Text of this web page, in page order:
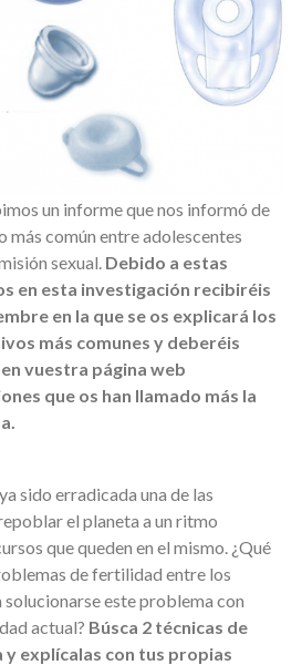
un informe que nos informó de
más común entre adolescentes
sexual. Debido a estas
en esta investigación recibiréis
en la que se os explicará los
más comunes y deberéis
vuestra página web
que os han llamado más la
sido erradicada una de las
el planeta a un ritmo
que queden en el mismo. ¿Qué
de fertilidad entre los
este problema con
actual? Búsca 2 técnicas de
explícalas con tus propias